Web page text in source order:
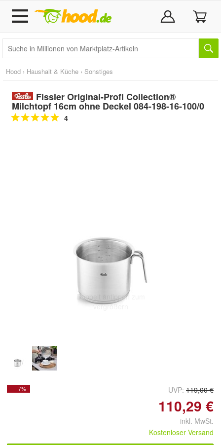
Hood › Haushalt & Küche › Sonstiges
Fissler Original-Profi Collection®
Milchtopf 16cm ohne Deckel 084-198-16-100/0
4
Doppelt antippen zum
vergrößern
- 7% UVP: 119,00 €
110,29 €
inkl. MwSt.
Kostenloser Versand